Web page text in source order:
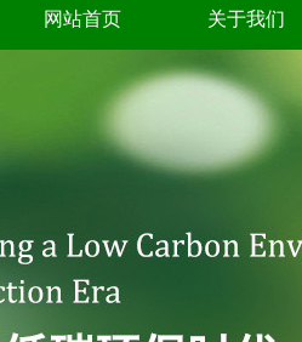
网站首页 关于我们